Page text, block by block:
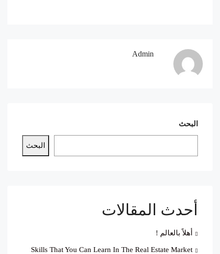
Admin
البحث
البحث
أحدث المقالات
أهلاً بالعالم !
Skills That You Can Learn In The Real Estate Market